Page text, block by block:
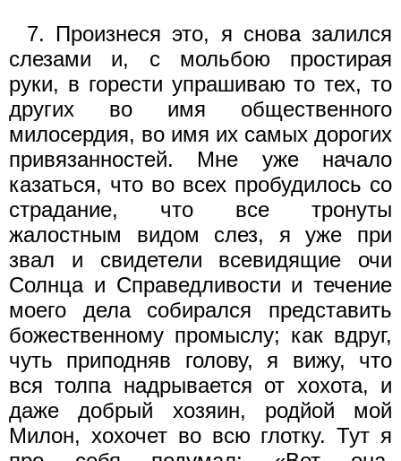
7. Произнеся это, я снова залился
слезами и, с мольбою простирая
руки, в горести упрашиваю то тех, то
других во имя общественного
милосердия, во имя их самых дорогих
привязанностей. Мне уже начало
казаться, что во всех пробудилось со
страдание, что все тронуты
жалостным видом слез, я уже при
звал и свидетели всевидящие очи
Солнца и Справедливости и течение
моего дела собирался представить
божественному промыслу; как вдруг,
чуть приподняв голову, я вижу, что
вся толпа надрывается от хохота, и
даже добрый хозяин, родйой мой
Милон, хохочет во всю глотку. Тут я